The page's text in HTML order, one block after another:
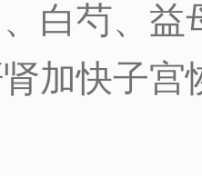
白芍、益
加快子宫